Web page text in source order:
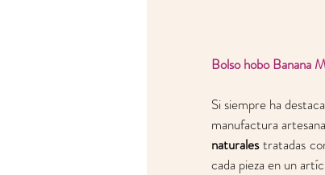
Bolso hobo Banana
Si siempre ha
manufactura
naturales tratadas
cada pieza en un